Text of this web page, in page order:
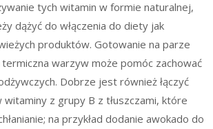
tych witamin w formie naturalnej,
dążyć do włączenia do diety jak
produktów. Gotowanie na parze
warzyw może pomóc zachować
Dobrze jest również łączyć
z grupy B z tłuszczami, które
na przykład dodanie awokado do